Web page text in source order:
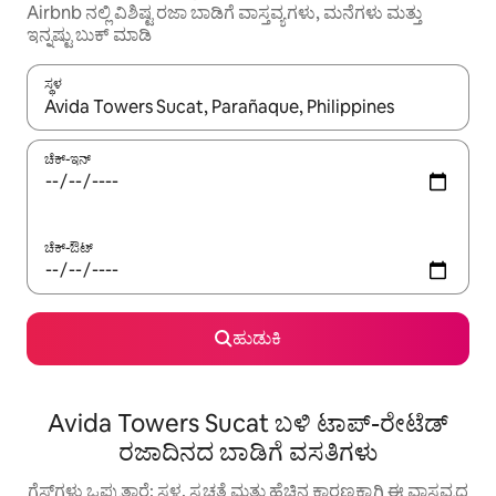
Airbnb ನಲ್ಲಿ ವಿಶಿಷ್ಟ ರಜಾ ಬಾಡಿಗೆ ವಾಸ್ತವ್ಯಗಳು, ಮನೆಗಳು ಮತ್ತು
ಇನ್ನಷ್ಟು ಬುಕ್ ಮಾಡಿ
ಸ್ಥಳ
ಫಲಿತಾಂಶಗಳು ಲಭ್ಯವಿರುವಾಗ, ಅಪ್ ಮತ್ತು ಡೌನ್ ಬಾಣದ ಕೀಲಿಗಳೊಂದಿಗೆ
ಚೆಕ್-ಇನ್
ಚೆಕ್-ಔಟ್
ಹುಡುಕಿ
Avida Towers Sucat ಬಳಿ ಟಾಪ್-ರೇಟೆಡ್
ರಜಾದಿನದ ಬಾಡಿಗೆ ವಸತಿಗಳು
ಗೆಸ್ಟ್‌ಗಳು ಒಪ್ಪುತ್ತಾರೆ: ಸ್ಥಳ, ಸ್ವಚ್ಛತೆ ಮತ್ತು ಹೆಚ್ಚಿನ ಕಾರಣಕ್ಕಾಗಿ ಈ ವಾಸ್ತವ್ಯದ